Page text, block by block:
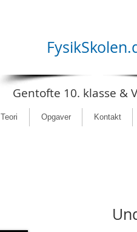
Gentofte 10. klasse &
Teori Opgaver Kontakt